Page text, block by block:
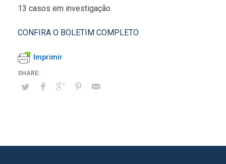
13 casos em investigação.
CONFIRA O BOLETIM COMPLETO
Imprimir